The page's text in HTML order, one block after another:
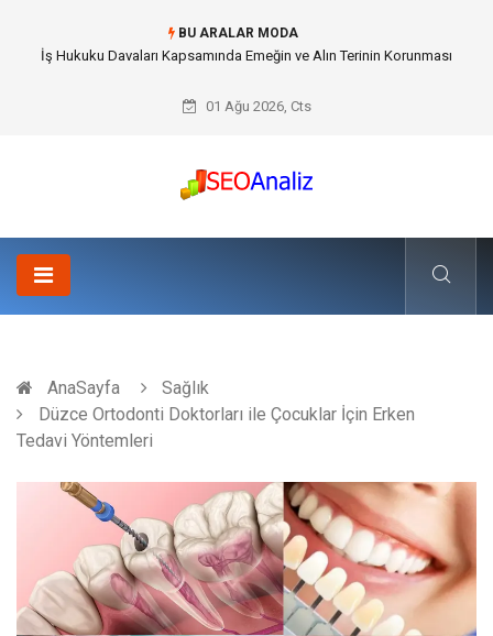
BU ARALAR MODA
Best Security Software (En İyi Güvenlik Yazılımı) ile Uzaktan Çalışmada
01 Ağu 2026, Cts
AnaSayfa
Sağlık
Düzce Ortodonti Doktorları ile Çocuklar İçin Erken
Tedavi Yöntemleri